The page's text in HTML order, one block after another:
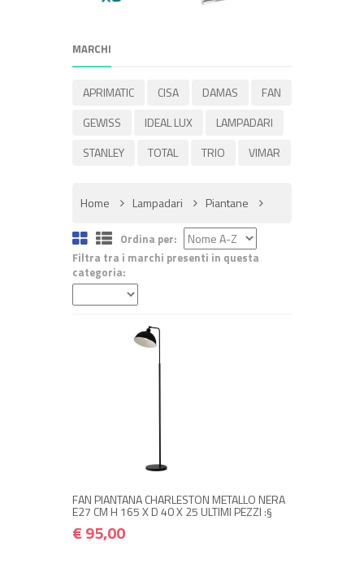
MARCHI
APRIMATIC CISA DAMAS
FAN
GEWISS
IDEAL LUX
LAMPADARI
STANLEY
TOTAL TRIO VIMAR
Home Lampadari Piantane
Ordina per:
Filtra tra i marchi presenti in questa
categoria:
FAN PIANTANA CHARLESTON METALLO NERA
E27 CM H 165 X D 40 X 25 ULTIMI PEZZI :§
€ 95,00